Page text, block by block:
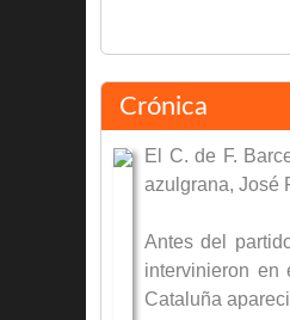
Crónica
El C. de F.
azulgrana, José
Antes del
intervinieron en
Cataluña